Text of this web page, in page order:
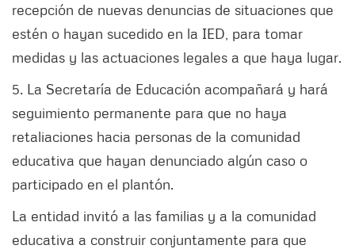
recepción de nuevas denuncias de situaciones que
estén o hayan sucedido en la IED, para tomar
medidas y las actuaciones legales a que haya lugar.
5. ⁠La Secretaría de Educación acompañará y hará
seguimiento permanente para que no haya
retaliaciones hacia personas de la comunidad
educativa que hayan denunciado algún caso o
participado en el plantón.
La entidad invitó a las familias y a la comunidad
educativa a construir conjuntamente para que